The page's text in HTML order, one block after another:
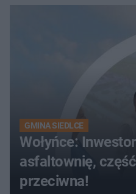
GMINA SIEDLCE
Wołyńce:
asfaltownię,
przeciwna!